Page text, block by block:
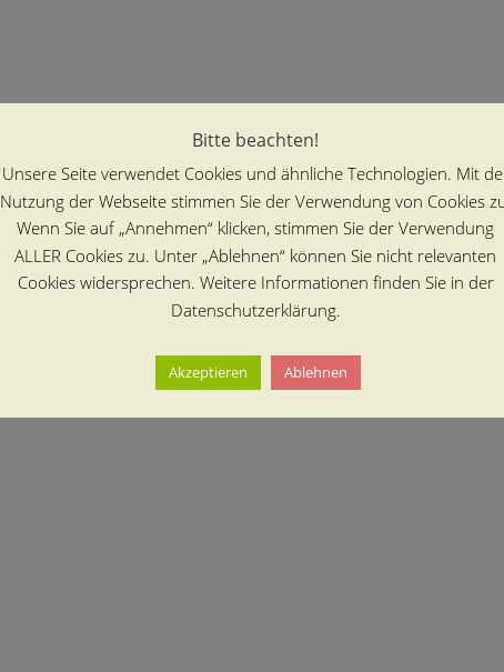
Bitte beachten!
Unsere Seite verwendet Cookies und ähnliche Technologien. Mit
Nutzung der Webseite stimmen Sie der Verwendung von Cookies
Wenn Sie auf „Annehmen“ klicken, stimmen Sie der Verwendung
ALLER Cookies zu. Unter „Ablehnen“ können Sie nicht relevanten
Cookies widersprechen. Weitere Informationen finden Sie in der
Datenschutzerklärung.
Akzeptieren Ablehnen